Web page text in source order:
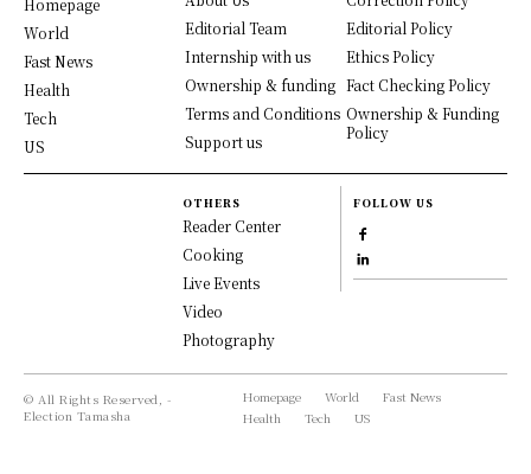
Homepage
World
Fast News
Health
Tech
US
Editorial Team
Internship with us
Ownership & funding
Terms and Conditions
Support us
Editorial Policy
Ethics Policy
Fact Checking Policy
Ownership & Funding
Policy
OTHERS
Reader Center
Cooking
Live Events
Video
Photography
FOLLOW US
© All Rights Reserved, -
Election Tamasha
Homepage World
Fast News
Health
Tech US